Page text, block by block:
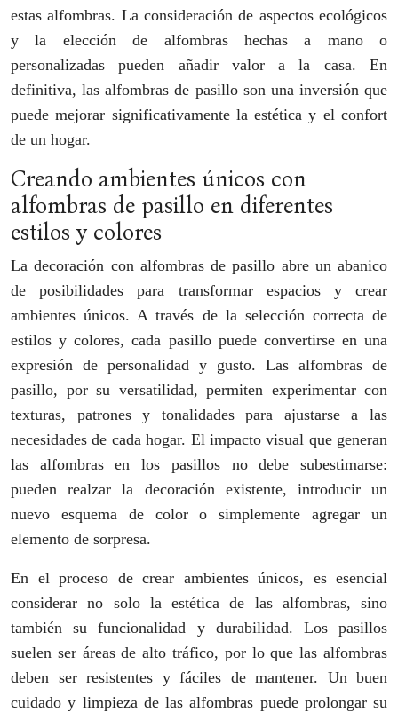
estas alfombras. La consideración de aspectos ecológicos
y la elección de alfombras hechas a mano o
personalizadas pueden añadir valor a la casa. En
definitiva, las alfombras de pasillo son una inversión que
puede mejorar significativamente la estética y el confort
de un hogar.
Creando ambientes únicos con
alfombras de pasillo en diferentes
estilos y colores
La decoración con alfombras de pasillo abre un abanico
de posibilidades para transformar espacios y crear
ambientes únicos. A través de la selección correcta de
estilos y colores, cada pasillo puede convertirse en una
expresión de personalidad y gusto. Las alfombras de
pasillo, por su versatilidad, permiten experimentar con
texturas, patrones y tonalidades para ajustarse a las
necesidades de cada hogar. El impacto visual que generan
las alfombras en los pasillos no debe subestimarse:
pueden realzar la decoración existente, introducir un
nuevo esquema de color o simplemente agregar un
elemento de sorpresa.
En el proceso de crear ambientes únicos, es esencial
considerar no solo la estética de las alfombras, sino
también su funcionalidad y durabilidad. Los pasillos
suelen ser áreas de alto tráfico, por lo que las alfombras
deben ser resistentes y fáciles de mantener. Un buen
cuidado y limpieza de las alfombras puede prolongar su